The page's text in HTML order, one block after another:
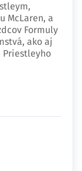
McLaren, a
Formuly
ako aj